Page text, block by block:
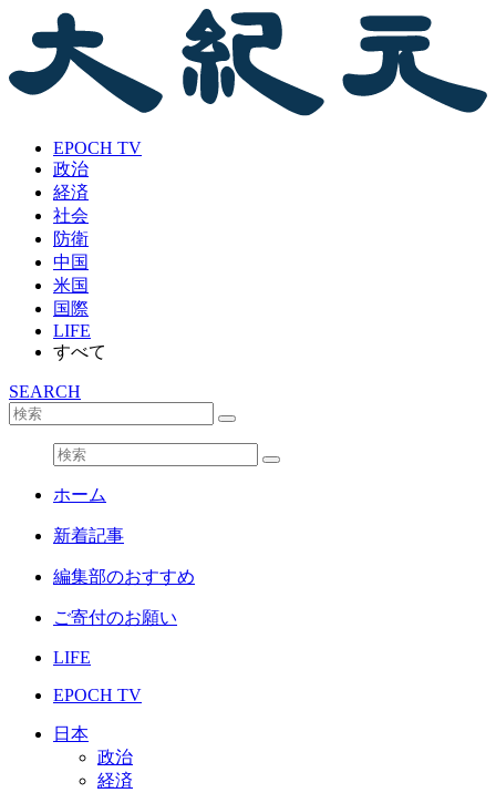
EPOCH TV
政治
経済
社会
防衛
中国
米国
国際
LIFE
すべて
SEARCH
ホーム
新着記事
編集部のおすすめ
ご寄付のお願い
LIFE
EPOCH TV
日本
政治
経済